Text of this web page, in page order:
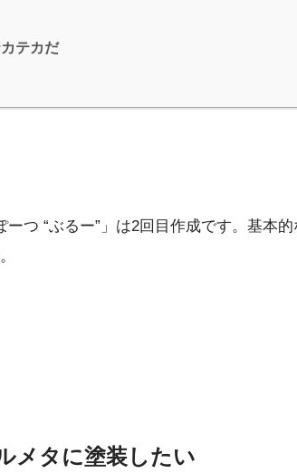
テカだ
ーつ “ぶるー”」は2回目作成です。基本
メタに塗装したい